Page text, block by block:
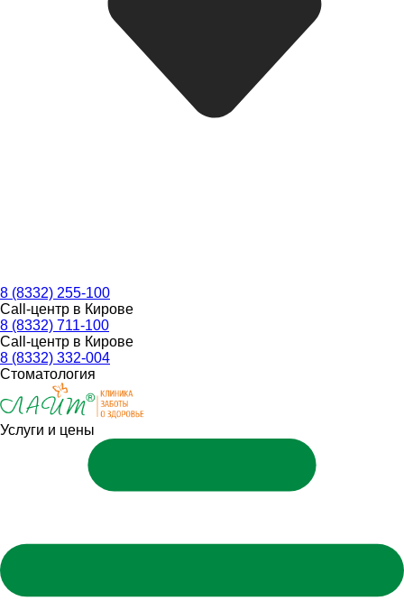
8 (8332) 255-100
Call-центр в Кирове
8 (8332) 711-100
Call-центр в Кирове
8 (8332) 332-004
Стоматология
Услуги и цены